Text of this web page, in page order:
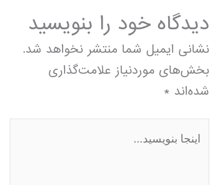
دیدگاه‌ خود را بنویسید
نشانی ایمیل شما منتشر نخواهد شد.
بخش‌های موردنیاز علامت‌گذاری
شده‌اند *
اینجا
بنویسید…